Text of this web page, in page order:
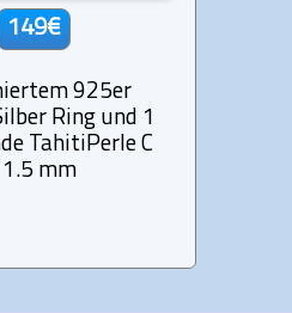
149€
925er
Ring und 1
TahitiPerle C
mm